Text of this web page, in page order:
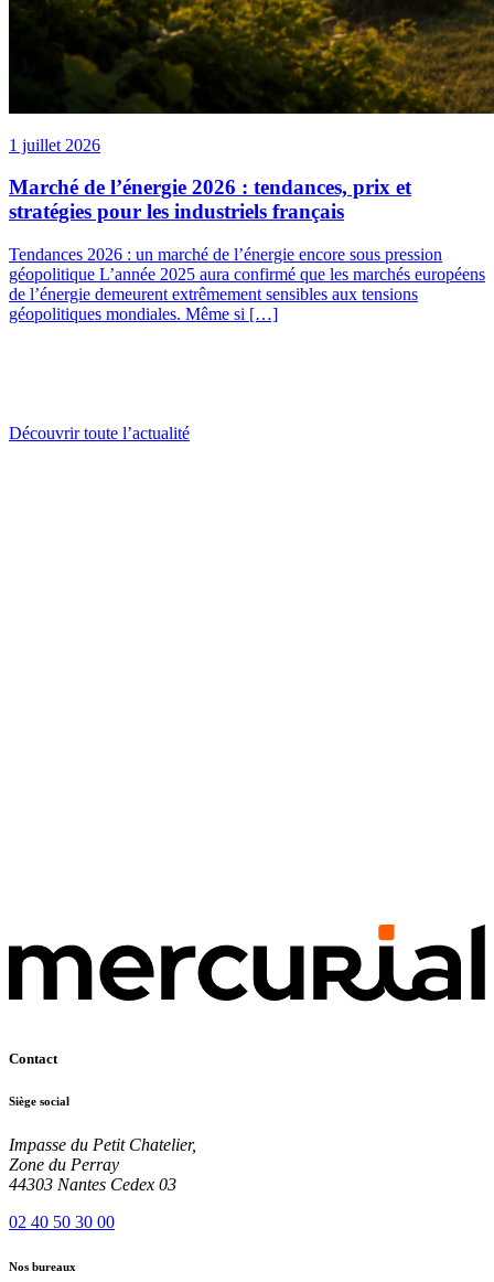
1 juillet 2026
Marché de l’énergie 2026 : tendances, prix et
stratégies pour les industriels français
Tendances 2026 : un marché de l’énergie encore sous pression
géopolitique L’année 2025 aura confirmé que les marchés européens
de l’énergie demeurent extrêmement sensibles aux tensions
géopolitiques mondiales. Même si […]
Découvrir toute l’actualité
Contact
Siège social
Impasse du Petit Chatelier,
Zone du Perray
44303 Nantes Cedex 03
02 40 50 30 00
Nos bureaux